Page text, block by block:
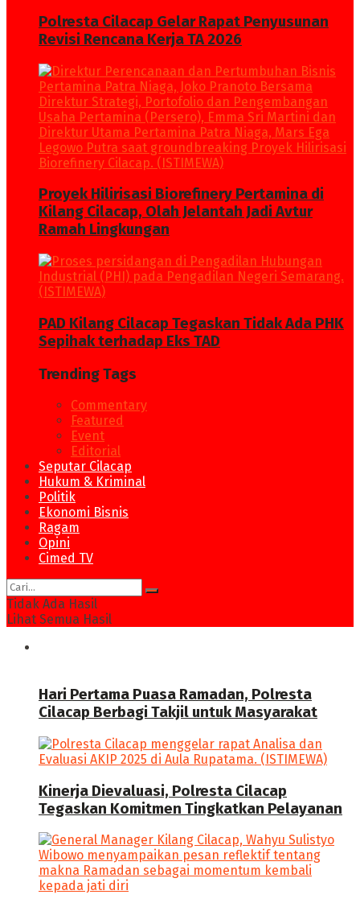
Polresta Cilacap Gelar Rapat Penyusunan
Revisi Rencana Kerja TA 2026
Proyek Hilirisasi Biorefinery Pertamina di
Kilang Cilacap, Olah Jelantah Jadi Avtur
Ramah Lingkungan
PAD Kilang Cilacap Tegaskan Tidak Ada PHK
Sepihak terhadap Eks TAD
Trending Tags
Commentary
Featured
Event
Editorial
Seputar Cilacap
Hukum & Kriminal
Politik
Ekonomi Bisnis
Ragam
Opini
Cimed TV
Tidak Ada Hasil
Lihat Semua Hasil
Hari Pertama Puasa Ramadan, Polresta
Cilacap Berbagi Takjil untuk Masyarakat
Kinerja Dievaluasi, Polresta Cilacap
Tegaskan Komitmen Tingkatkan Pelayanan